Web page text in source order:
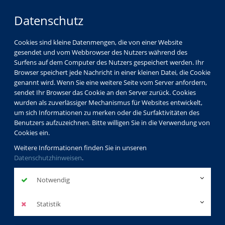
Datenschutz
Cookies sind kleine Datenmengen, die von einer Website
gesendet und vom Webbrowser des Nutzers während des
Surfens auf dem Computer des Nutzers gespeichert werden. Ihr
Browser speichert jede Nachricht in einer kleinen Datei, die Cookie
genannt wird. Wenn Sie eine weitere Seite vom Server anfordern,
sendet Ihr Browser das Cookie an den Server zurück. Cookies
wurden als zuverlässiger Mechanismus für Websites entwickelt,
um sich Informationen zu merken oder die Surfaktivitäten des
Benutzers aufzuzeichnen. Bitte willigen Sie in die Verwendung von
Cookies ein.
Weitere Informationen finden Sie in unseren
Datenschutzhinweisen.
Notwendig
Statistik